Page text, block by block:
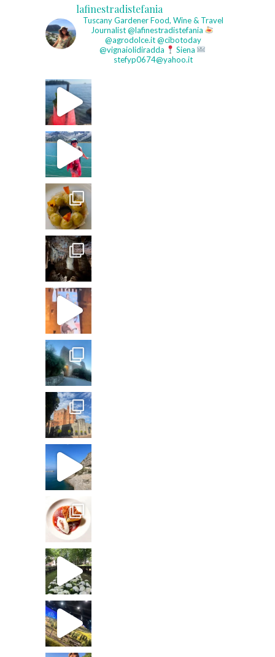
lafinestradistefania
Tuscany GardenerFood, Wine & Travel
Journalist@lafinestradistefania
@agrodolce.it @cibotoday
@vignaiolidiradda
Siena
stefyp0674@yahoo.it